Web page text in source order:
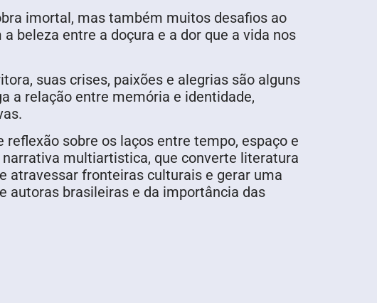
imortal, mas também muitos desafios ao
beleza entre a doçura e a dor que a vida nos
suas crises, paixões e alegrias são alguns
a relação entre memória e identidade,
sobre os laços entre tempo, espaço e
narrativa multiartistica, que converte literatura
atravessar fronteiras culturais e gerar uma
autoras brasileiras e da importância das